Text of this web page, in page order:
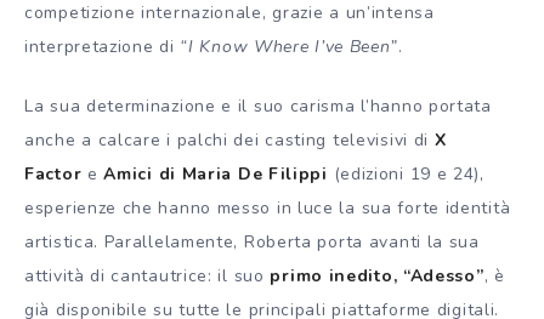
competizione internazionale, grazie a un’intensa
interpretazione di “I Know Where I’ve Been”.
La sua determinazione e il suo carisma l’hanno portata
anche a calcare i palchi dei casting televisivi di X
Factor eAmici di Maria De Filippi (edizioni 19 e 24),
esperienze che hanno messo in luce la sua forte identità
artistica. Parallelamente, Roberta porta avanti la sua
attività di cantautrice: il suo primo inedito, “Adesso”, è
già disponibile su tutte le principali piattaforme digitali.